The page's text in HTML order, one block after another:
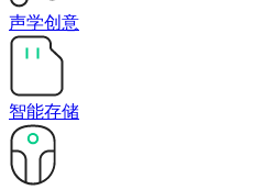
声学创意
智能存储